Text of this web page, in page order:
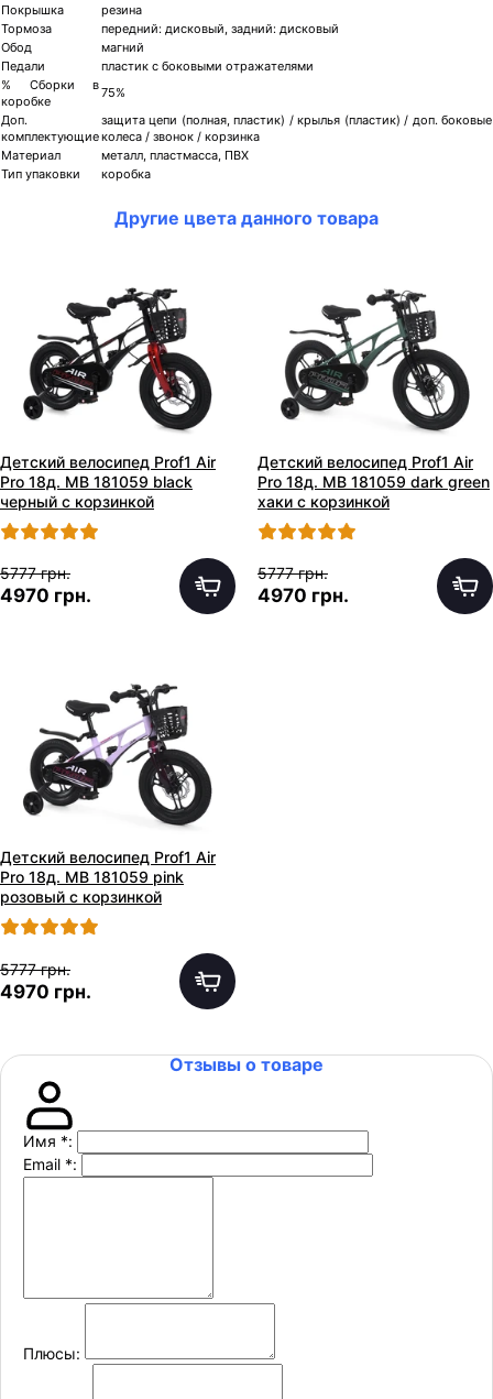
Покрышка
резина
Тормоза
передний: дисковый, задний: дисковый
Обод
магний
Педали
пластик с боковыми отражателями
% Сборки в
коробке
75%
Доп.
комплектующие
защита цепи (полная, пластик) / крылья (пластик) / доп. боковые
колеса / звонок / корзинка
Материал
металл, пластмасса, ПВХ
Тип упаковки
коробка
Другие цвета данного товара
Детский велосипед Prof1 Air
Pro 18д. MB 181059 black
черный с корзинкой
5777 грн.
4970 грн.
Детский велосипед Prof1 Air
Pro 18д. MB 181059 dark green
хаки с корзинкой
5777 грн.
4970 грн.
Детский велосипед Prof1 Air
Pro 18д. MB 181059 pink
розовый с корзинкой
5777 грн.
4970 грн.
Отзывы о товаре
Имя *:
Email *:
Плюсы: